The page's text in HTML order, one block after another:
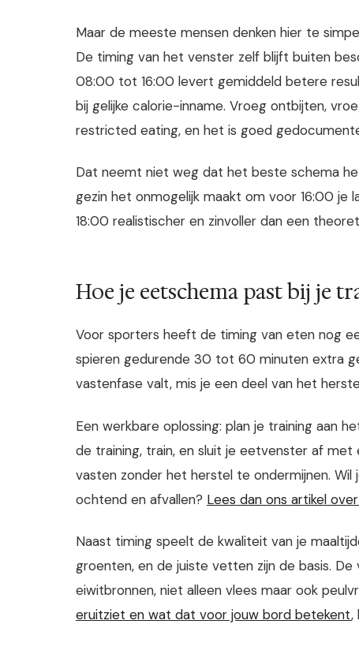
Maar de meeste mensen denken hier te
De timing van het venster zelf blijft buiten
08:00 tot 16:00 levert gemiddeld betere
bij gelijke calorie-inname. Vroeg ontbijten,
restricted eating, en het is goed
Dat neemt niet weg dat het beste schema
gezin het onmogelijk maakt om voor 16:00
18:00 realistischer en zinvoller dan een
Hoe je eetschema past bij je
Voor sporters heeft de timing van eten nog
spieren gedurende 30 tot 60 minuten extra
vastenfase valt, mis je een deel van het
Een werkbare oplossing: plan je training aan
de training, train, en sluit je eetvenster af met
vasten zonder het herstel te ondermijnen.
ochtend en afvallen? Lees dan ons artikel
Naast timing speelt de kwaliteit van je
groenten, en de juiste vetten zijn de basis.
eiwitbronnen, niet alleen vlees maar ook
eruitziet en wat dat voor jouw bord betekent,